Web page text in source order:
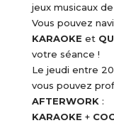
jeux musicaux
Vous pouvez
KARAOKE et
votre séance !
Le jeudi entre
vous pouvez
AFTERWORK :
KARAOKE +